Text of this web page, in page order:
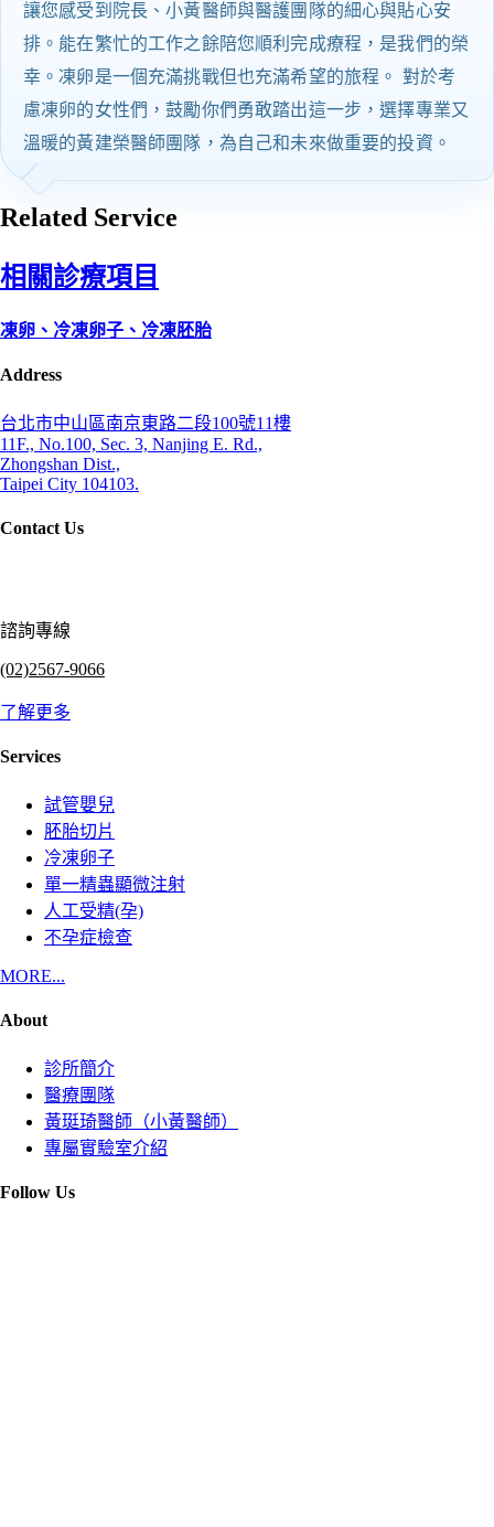
讓您感受到院長、小黃醫師與醫護團隊的細心與貼心安
排。能在繁忙的工作之餘陪您順利完成療程，是我們的榮
幸。凍卵是一個充滿挑戰但也充滿希望的旅程。 對於考
慮凍卵的女性們，鼓勵你們勇敢踏出這一步，選擇專業又
溫暖的黃建榮醫師團隊，為自己和未來做重要的投資。
Related Service
相關診療項目
凍卵、冷凍卵子、冷凍胚胎
Address
台北市中山區南京東路二段100號11樓
11F., No.100, Sec. 3, Nanjing E. Rd.,
Zhongshan Dist.,
Taipei City 104103.
Contact Us
諮詢專線
(02)2567-9066
了解更多
Services
試管嬰兒
胚胎切片
冷凍卵子
單一精蟲顯微注射
人工受精(孕)
不孕症檢查
MORE...
About
診所簡介
醫療團隊
黃珽琦醫師（小黃醫師）
專屬實驗室介紹
Follow Us